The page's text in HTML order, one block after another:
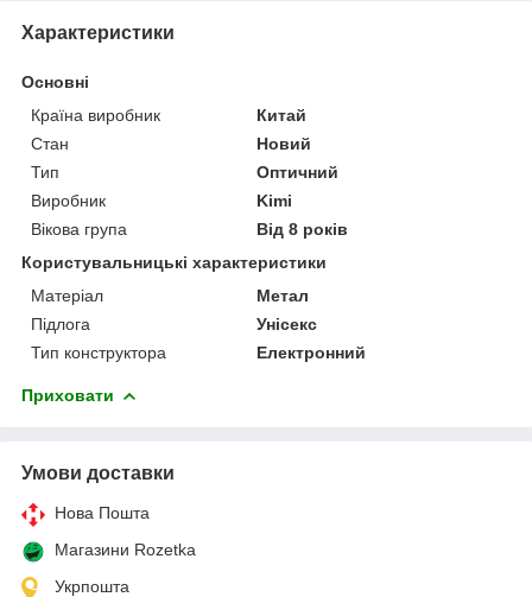
Характеристики
Основні
Країна виробник
Китай
Стан
Новий
Тип
Оптичний
Виробник
Kimi
Вікова група
Від 8 років
Користувальницькі характеристики
Матеріал
Метал
Підлога
Унісекс
Тип конструктора
Електронний
Приховати
Умови доставки
Нова Пошта
Магазини Rozetka
Укрпошта